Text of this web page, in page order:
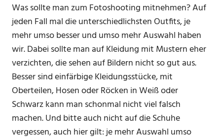
Was sollte man zum Fotoshooting mitnehmen? Auf
jeden Fall mal die unterschiedlichsten Outfits, je
mehr umso besser und umso mehr Auswahl haben
wir. Dabei sollte man auf Kleidung mit Mustern eher
verzichten, die sehen auf Bildern nicht so gut aus.
Besser sind einfärbige Kleidungsstücke, mit
Oberteilen, Hosen oder Röcken in Weiß oder
Schwarz kann man schonmal nicht viel falsch
machen. Und bitte auch nicht auf die Schuhe
vergessen, auch hier gilt: je mehr Auswahl umso